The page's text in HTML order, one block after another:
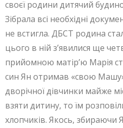
своєї родини дитячий
Зібрала всі необхідні
не встигла. ДБСТ родина
цього в ній з’явилися ще
прийомною матір’ю Марія
син Ян отримав «свою
дворічної дівчинки майже
взяти дитину, то їм
хлопчиків. Якось, збираючи